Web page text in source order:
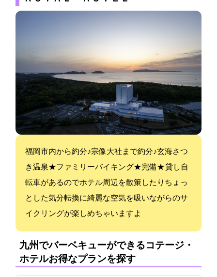
福岡市内から約60分♪宗像大社まで約10分♪玄海さつ
き温泉★ファミリーバイキング★Wi-Fi完備★ 貸し自
転車があるのでホテル周辺を散策したりちょっ
とした気分転換に綺麗な空気を吸いながらのサ
イクリングが楽しめちゃいますよ
九州でバーベキューができるコテージ・
ホテル:お得なプランを探す